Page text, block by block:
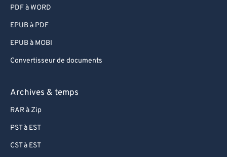
PDF à WORD
EPUB à PDF
EPUB à MOBI
Convertisseur de documents
Archives & temps
RAR à Zip
PST à EST
CST à EST